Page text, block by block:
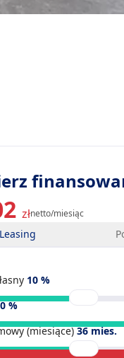
złnetto/miesiąc
Leasing
10 %
%
(miesiące)36mies.